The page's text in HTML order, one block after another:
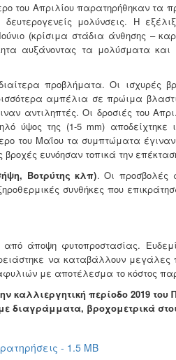
του Απριλίου παρατηρήθηκαν τα
μολύνσεις. Η
(κρίσιμα στάδια άνθησης –
αυξάνοντας τα μολύσματα και
προβλήματα. Οι ισχυρές
αμπέλια σε πρώιμα
αντιληπτές. Οι δροσιές του
ύψος της (1-5 mm) αποδείχτηκε
του Μαΐου τα συμπτώματα
βροχές ευνόησαν τοπικά την
Βοτρύτης κλπ). Οι προσβολές
συνθήκες που
άποψη φυτοπροστασίας.
να καταβάλλουν μεγάλες
με αποτέλεσμα το κόστος
καλλιεργητική περίοδο 2019
διαγράμματα, βροχομετρικά
- 1.5 MB